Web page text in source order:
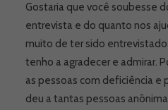
Gostaria que você soubesse
entrevista e do quanto nos
muito de ter sido
tenho a agradecer e admirar.
as pessoas com deficiência e
deu a tantas pessoas